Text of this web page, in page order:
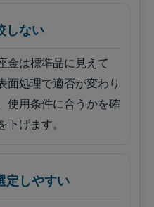
しない
金は標準品に見えて
面処理で適否が変わり
使用条件に合うかを確
下げます。
定しやすい